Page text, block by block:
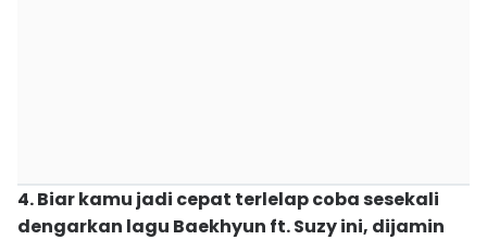
4. Biar kamu jadi cepat terlelap coba sesekali
dengarkan lagu Baekhyun ft. Suzy ini, dijamin